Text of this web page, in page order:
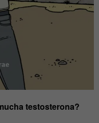
testosterona?